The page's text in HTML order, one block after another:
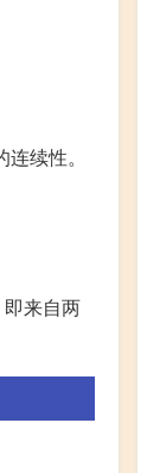
续性。
来自两